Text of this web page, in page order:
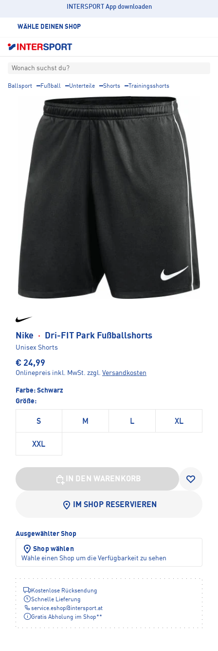
INTERSPORT App downloaden
WÄHLE DEINEN SHOP
Wonach suchst du?
Ballsport Fußball Unterteile Shorts Trainingsshorts
Nike · Dri-FIT Park Fußballshorts
Unisex Shorts
€ 24,99
Onlinepreis inkl. MwSt. zzgl. Versandkosten
Farbe: Schwarz
Größe:
S M L XL
XXL
IN DEN WARENKORB
IM SHOP RESERVIEREN
Ausgewählter Shop
Shop wählen
Wähle einen Shop um die Verfügbarkeit zu sehen
Kostenlose Rücksendung
Schnelle Lieferung
service.eshop@ intersport.at
Gratis Abholung im Shop**